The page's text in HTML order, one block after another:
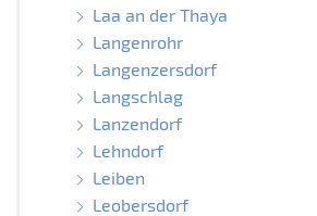
Laa an der Thaya
Langenrohr
Langenzersdorf
Langschlag
Lanzendorf
Lehndorf
Leiben
Leobersdorf